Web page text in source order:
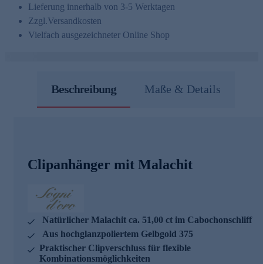
Lieferung innerhalb von 3-5 Werktagen
Zzgl.Versandkosten
Vielfach ausgezeichneter Online Shop
Beschreibung Maße & Details
Clipanhänger mit Malachit
Natürlicher Malachit ca. 51,00 ct im Cabochonschliff
Aus hochglanzpoliertem Gelbgold 375
Praktischer Clipverschluss für flexible
Kombinationsmöglichkeiten